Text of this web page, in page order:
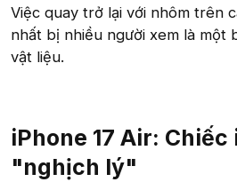
Việc quay trở lại với nhôm trên
nhất bị nhiều người xem là một
vật liệu.
iPhone 17 Air: Chiếc
"nghịch lý"